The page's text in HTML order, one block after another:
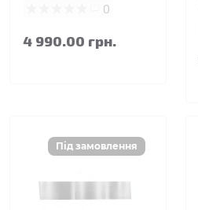
0
4 990.00 грн.